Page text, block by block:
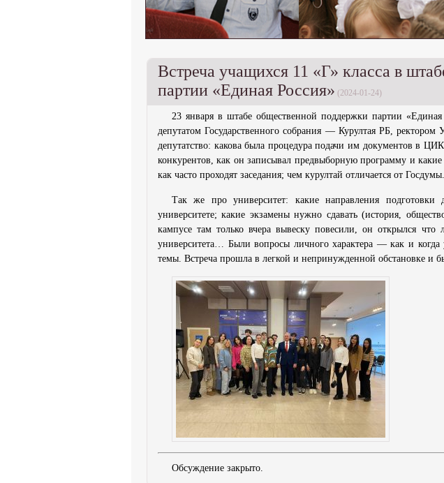
Встреча учащихся 11 «Г» класса в
партии «Единая Россия» (2024-01-24)
23 января в штабе общественной поддержки партии «Единая
депутатом Государственного собрания — Курултая РБ,
депутатство: какова была процедура подачи им документов в
конкурентов, как он записывал предвыборную программу и
как часто проходят заседания; чем курултай отличается от Госдумы.
Так же про университет: какие направления
университете; какие экзамены нужно сдавать (история,
кампусе там только вчера вывеску повесили, он открылся
университета… Были вопросы личного характера — как и
темы. Встреча прошла в легкой и непринужденной обстановке и
Обсуждение закрыто.